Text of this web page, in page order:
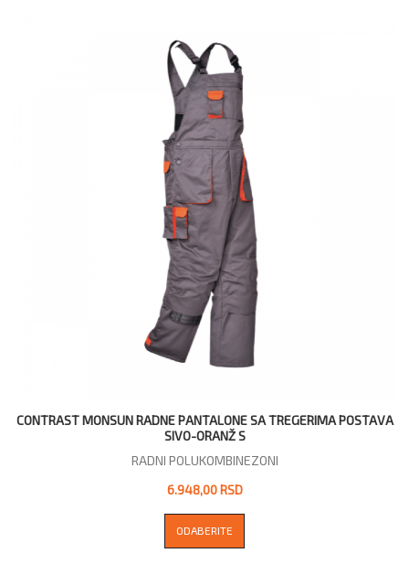
CONTRAST MONSUN RADNE PANTALONE SA TREGERIMA POSTAVA
SIVO-ORANŽ S
RADNI POLUKOMBINEZONI
6.948,00 RSD
ODABERITE